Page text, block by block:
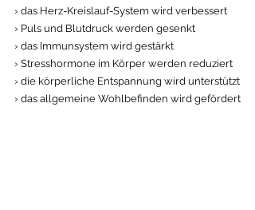
› das Herz-Kreislauf-System wird verbessert
› Puls und Blutdruck werden gesenkt
› das Immunsystem wird gestärkt
› Stresshormone im Körper werden reduziert
› die körperliche Entspannung wird unterstützt
› das allgemeine Wohlbefinden wird gefördert